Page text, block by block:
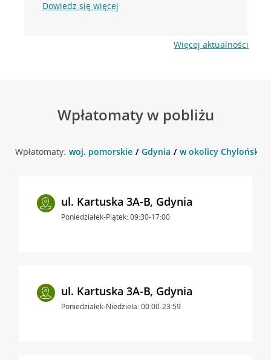
Dowiedz się więcej
Więcej aktualności
Wpłatomaty w pobliżu
Wpłatomaty: woj. pomorskie Gdynia w okolicy Chylońska
ul. Kartuska 3A-B, Gdynia
Poniedziałek-Piątek: 09:30-17:00
ul. Kartuska 3A-B, Gdynia
Poniedziałek-Niedziela: 00:00-23:59